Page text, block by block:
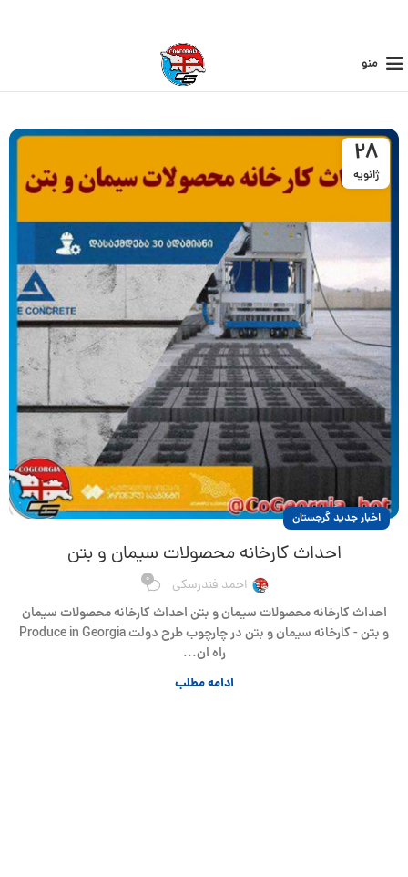
منو
28
ژانویه
اخبار جدید گرجستان
احداث کارخانه محصولات سیمان و بتن
احمد فندرسکی 0
احداث کارخانه محصولات سیمان و بتن احداث کارخانه محصولات سیمان
و بتن - کارخانه سیمان و بتن در چارچوب طرح دولت Produce in Georgia
راه ان...
ادامه مطلب